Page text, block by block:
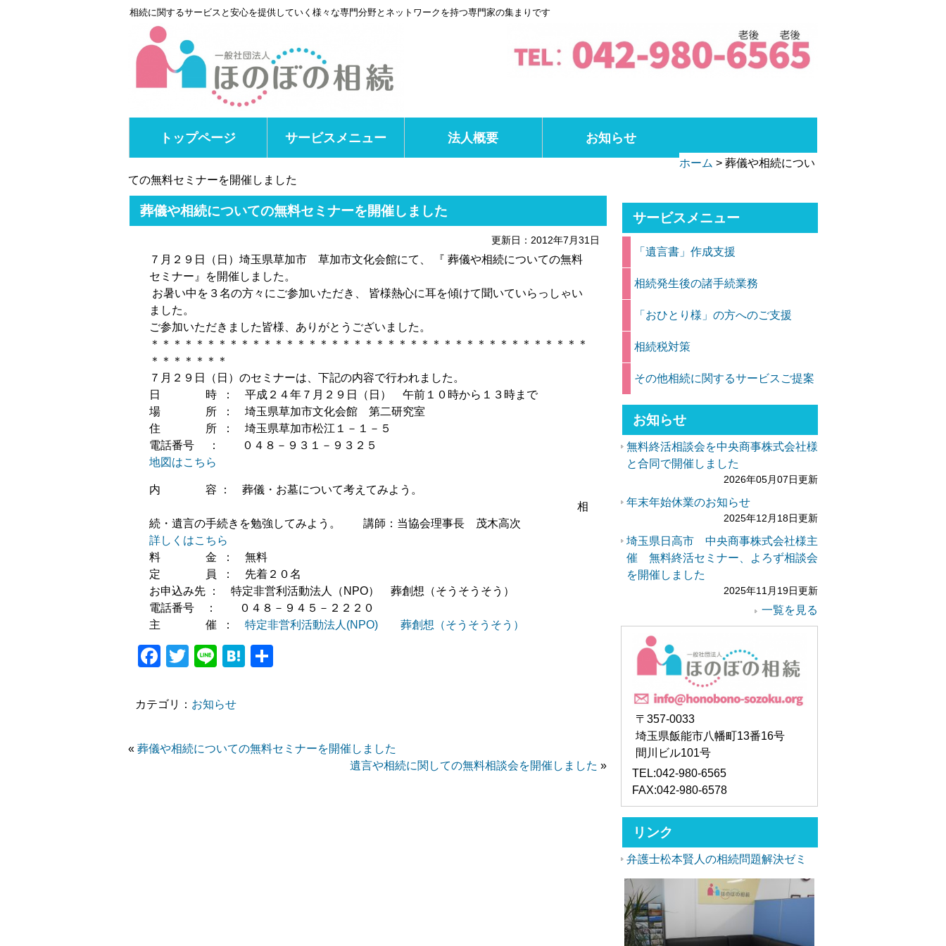
相続に関するサービスと安心を提供していく様々な専門分野とネットワークを持つ専門家の集まりです
トップページ サービスメニュー 法人概要 お知らせ
ホーム >葬儀や相続につい
ての無料セミナーを開催しました
葬儀や相続についての無料セミナーを開催しました
更新日：2012年7月31日
７月２９日（日）埼玉県草加市 草加市文化会館にて、 『 葬儀や相続についての無料
セミナー』を開催しました。
お暑い中を３名の方々にご参加いただき、 皆様熱心に耳を傾けて聞いていらっしゃい
ました。
ご参加いただきました皆様、ありがとうございました。
＊＊＊＊＊＊＊＊＊＊＊＊＊＊＊＊＊＊＊＊＊＊＊＊＊＊＊＊＊＊＊＊＊＊＊＊＊＊＊
＊＊＊＊＊＊＊
７月２９日（日）のセミナーは、下記の内容で行われました。
日 時 ： 平成２４年７月２９日（日） 午前１０時から１３時まで
場 所 ： 埼玉県草加市文化会館 第二研究室
住 所 ： 埼玉県草加市松江１－１－５
電話番号 ： ０４８－９３１－９３２５
地図はこちら
内 容 ： 葬儀・お墓について考えてみよう。
相
続・遺言の手続きを勉強してみよう。 講師：当協会理事長 茂木高次
詳しくはこちら
料 金 ： 無料
定 員 ： 先着２０名
お申込み先 ： 特定非営利活動法人（NPO） 葬創想（そうそうそう）
電話番号 ： ０４８－９４５－２２２０
主 催 ： 特定非営利活動法人(NPO) 葬創想（そうそうそう）
Facebook
TwitterLineHatena
カテゴリ： お知らせ
« 葬儀や相続についての無料セミナーを開催しました
遺言や相続に関しての無料相談会を開催しました »
サービスメニュー
「遺言書」作成支援
相続発生後の諸手続業務
「おひとり様」の方へのご支援
相続税対策
その他相続に関するサービスご提案
お知らせ
無料終活相談会を中央商事株式会社様
と合同で開催しました
2026年05月07日更新
年末年始休業のお知らせ
2025年12月18日更新
埼玉県日高市 中央商事株式会社様主
催 無料終活セミナー、よろず相談会
を開催しました
2025年11月19日更新
一覧を見る
〒357-0033
埼玉県飯能市八幡町13番16号
間川ビル101号
TEL:042-980-6565
FAX:042-980-6578
リンク
弁護士松本賢人の相続問題解決ゼミ